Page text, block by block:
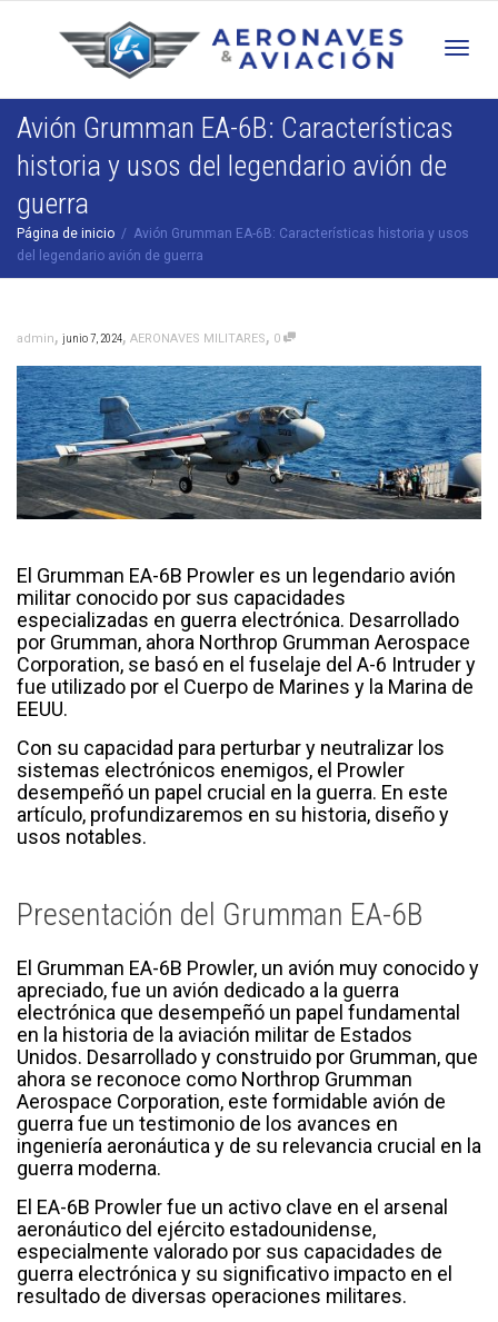
Avión Grumman EA-6B: Características
historia y usos del legendario avión de
guerra
Página de inicio
Avión Grumman EA-6B: Características historia y usos
del legendario avión de guerra
admin, junio 7, 2024, AERONAVES MILITARES, 0
El Grumman EA-6B Prowler es un legendario avión
militar conocido por sus capacidades
especializadas en guerra electrónica. Desarrollado
por Grumman, ahora Northrop Grumman Aerospace
Corporation, se basó en el fuselaje del A-6 Intruder y
fue utilizado por el Cuerpo de Marines y la Marina de
EEUU.
Con su capacidad para perturbar y neutralizar los
sistemas electrónicos enemigos, el Prowler
desempeñó un papel crucial en la guerra. En este
artículo, profundizaremos en su historia, diseño y
usos notables.
Presentación del Grumman EA-6B
El Grumman EA-6B Prowler, un avión muy conocido y
apreciado, fue un avión dedicado a la guerra
electrónica que desempeñó un papel fundamental
en la historia de la aviación militar de Estados
Unidos. Desarrollado y construido por Grumman, que
ahora se reconoce como Northrop Grumman
Aerospace Corporation, este formidable avión de
guerra fue un testimonio de los avances en
ingeniería aeronáutica y de su relevancia crucial en la
guerra moderna.
El EA-6B Prowler fue un activo clave en el arsenal
aeronáutico del ejército estadounidense,
especialmente valorado por sus capacidades de
guerra electrónica y su significativo impacto en el
resultado de diversas operaciones militares.